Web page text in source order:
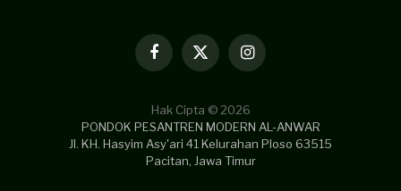
Facebook
X
(Twitter)
Instagram
Hak Cipta © 2026
PONDOK PESANTREN MODERN AL-ANWAR
Jl. KH. Hasyim Asy'ari 41 Kelurahan Ploso 63515
Pacitan, Jawa Timur